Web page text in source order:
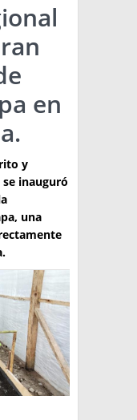
BUSCAR
en
y
inauguró
una